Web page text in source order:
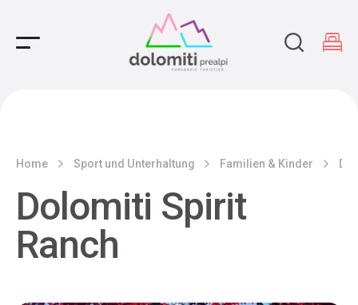
Main Navigation
Home Sport und Unterhaltung Familien & Kinder
Dolomiti Spirit
Ranch